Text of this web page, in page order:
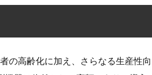
の高齢化に加え、さらなる生産性向